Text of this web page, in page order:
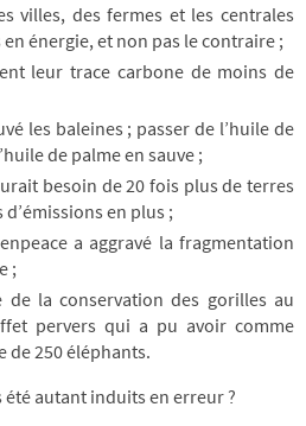
villes, des fermes et les centrales
énergie, et non pas le contraire ;
leur trace carbone de moins de
les baleines ; passer de l’huile de
de palme en sauve ;
besoin de 20 fois plus de terres
en plus ;
a aggravé la fragmentation
;
de la conservation des gorilles au
pervers qui a pu avoir comme
de 250 éléphants.
autant induits en erreur ?